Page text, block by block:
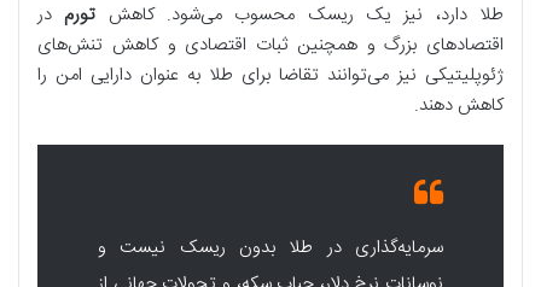
طلا دارد، نیز یک ریسک محسوب می‌شود. کاهش تورم در
اقتصادهای بزرگ و همچنین ثبات اقتصادی و کاهش تنش‌های
ژئوپلیتیکی نیز می‌توانند تقاضا برای طلا به عنوان دارایی امن را
کاهش دهند.
سرمایه‌گذاری در طلا بدون ریسک نیست و